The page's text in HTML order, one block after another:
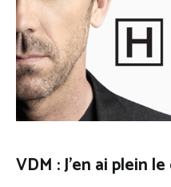
VDM : J'en ai plein